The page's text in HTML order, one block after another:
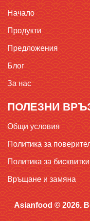
Начало
Продукти
Предложения
Блог
За нас
ПОЛЕЗНИ
Общи условия
Политика за
Политика за бисквитки
Връщане и замяна
Asianfood © 2026.